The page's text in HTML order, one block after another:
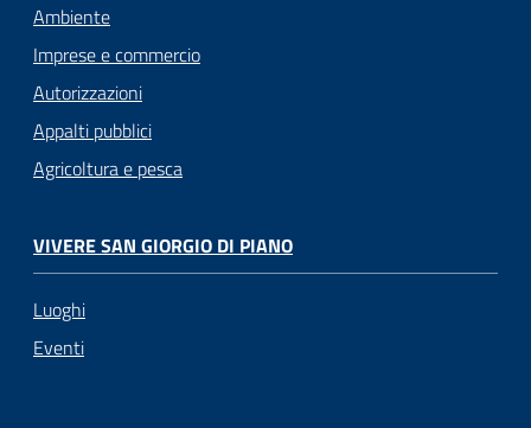
Ambiente
Imprese e commercio
Autorizzazioni
Appalti pubblici
Agricoltura e pesca
VIVERE SAN GIORGIO DI PIANO
Luoghi
Eventi